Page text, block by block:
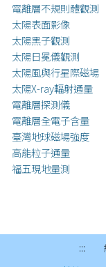
電離層不規則體觀測
太陽表面影像
太陽黑子觀測
太陽日冕儀觀測
太陽風與行星際磁場
太陽X-ray輻射通量
電離層探測儀
電離層全電子含量
臺灣地球磁場強度
高能粒子通量
福五現地量測
:::